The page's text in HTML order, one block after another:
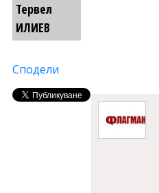
Тервел
ИЛИЕВ
Сподели